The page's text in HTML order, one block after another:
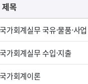
제목
회계실무 국유·물품·사업
가회계실무 수입·지출
가회계이론